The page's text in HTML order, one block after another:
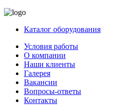
Каталог оборудования
Условия работы
О компании
Наши клиенты
Галерея
Вакансии
Вопросы-ответы
Контакты